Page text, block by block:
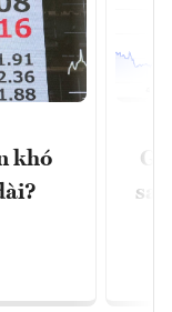
khó